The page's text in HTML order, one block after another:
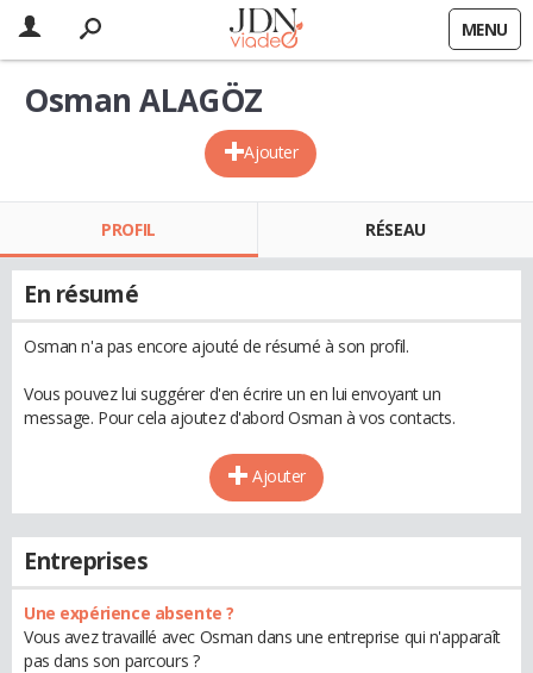
MENU
Ajouter
Osman ALAGÖZ
PROFIL RÉSEAU
En résumé
Osman n'a pas encore ajouté de résumé à son profil.
Vous pouvez lui suggérer d'en écrire un en lui envoyant un
message. Pour cela ajoutez d'abord Osman à vos contacts.
Ajouter
Entreprises
Une expérience absente ?
Vous avez travaillé avec Osman dans une entreprise qui n'apparaît
pas dans son parcours ?